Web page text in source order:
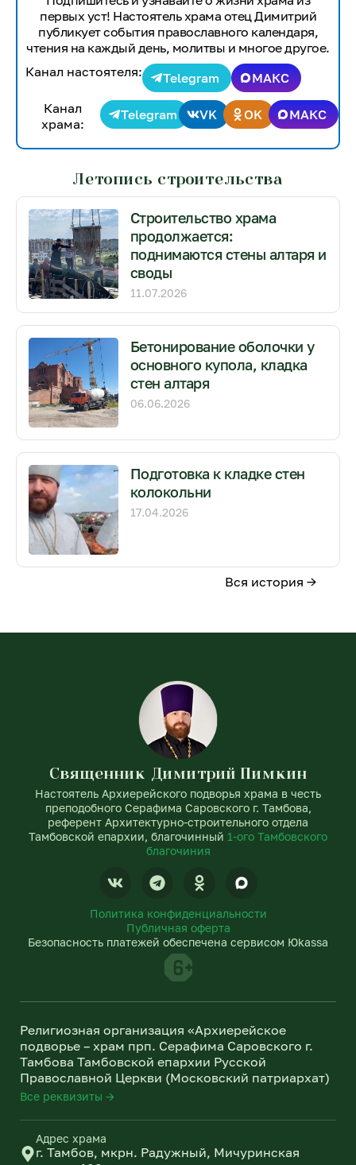
первых уст! Настоятель храма отец Димитрий
публикует события православного календаря,
чтения на каждый день, молитвы и многое другое.
Канал настоятеля:
Telegram
МАКС
Канал
храма:
Telegram VK OK МАКС
Летопись строительства
Строительство храма
продолжается:
поднимаются стены алтаря и
своды
11.07.2026
Бетонирование оболочки у
основного купола, кладка
стен алтаря
06.06.2026
Подготовка к кладке стен
колокольни
17.04.2026
Вся история →
Священник Димитрий Пимкин
Настоятель Архиерейского подворья храма в честь
преподобного Серафима Саровского г. Тамбова,
референт Архитектурно-строительного отдела
Тамбовской епархии, благочинный 1-ого Тамбовского
благочиния
V
k
T
e
e
g
m
O
d
o
k
s
i
k
i
Политика конфиденциальности
Публичная оферта
Безопасность платежей обеспечена сервисом Юkassa
Религиозная организация «Архиерейское
подворье – храм прп. Серафима Саровского г.
Тамбова Тамбовской епархии Русской
Православной Церкви (Московский патриархат)
Все реквизиты →
Адрес храма
г. Тамбов, мкрн. Радужный, Мичуринская